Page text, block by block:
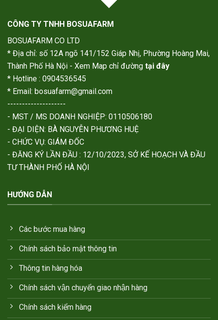
CÔNG TY TNHH BOSUAFARM
BOSUAFARM CO LTD
* Địa chỉ: số 12A ngõ 141/152 Giáp Nhị, Phường Hoàng Mai,
Thành Phố Hà Nội - Xem Map chỉ đường tại đây
* Hotline : 0904536545
* Email: bosuafarm@gmail.com
--------------------
- MST / MS DOANH NGHIỆP: 0110506180
- ĐẠI DIỆN: BÀ NGUYỄN PHƯƠNG HUỆ
- CHỨC VỤ: GIÁM ĐỐC
- ĐĂNG KÝ LẦN ĐẦU : 12/10/2023, SỞ KẾ HOẠCH VÀ ĐẦU
TƯ THÀNH PHỐ HÀ NỘI
HƯỚNG DẪN
Các bước mua hàng
Chính sách bảo mật thông tin
Thông tin hàng hóa
Chính sách vận chuyển giao nhận hàng
Chính sách kiểm hàng